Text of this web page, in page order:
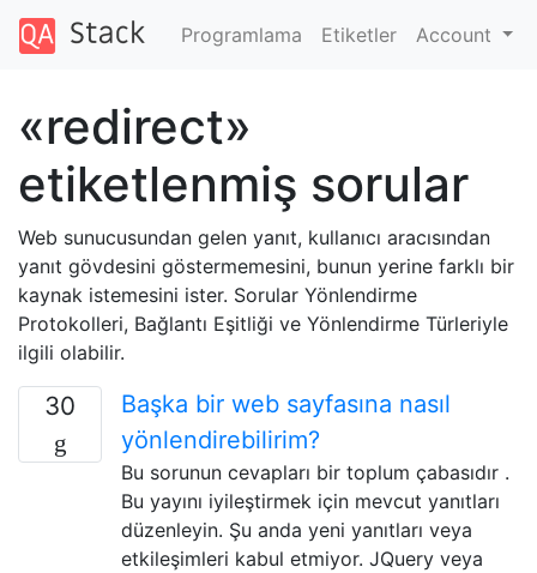
Programlama Etiketler Account
«redirect»
etiketlenmiş sorular
Web sunucusundan gelen yanıt, kullanıcı aracısından
yanıt gövdesini göstermemesini, bunun yerine farklı bir
kaynak istemesini ister. Sorular Yönlendirme
Protokolleri, Bağlantı Eşitliği ve Yönlendirme Türleriyle
ilgili olabilir.
30
Başka bir web sayfasına nasıl
yönlendirebilirim?
Bu sorunun cevapları bir toplum çabasıdır .
Bu yayını iyileştirmek için mevcut yanıtları
düzenleyin. Şu anda yeni yanıtları veya
etkileşimleri kabul etmiyor. JQuery veya